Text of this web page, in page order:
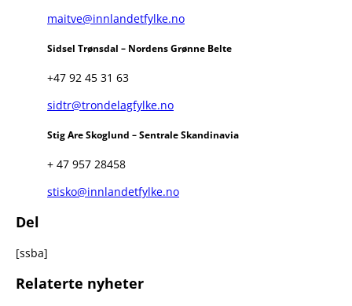
maitve@innlandetfylke.no
Sidsel Trønsdal – Nordens Grønne Belte
+47 92 45 31 63
sidtr@trondelagfylke.no
Stig Are Skoglund – Sentrale Skandinavia
+ 47 957 28458
stisko@innlandetfylke.no
Del
[ssba]
Relaterte nyheter